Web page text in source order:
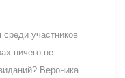
участников
ничего не
Вероника